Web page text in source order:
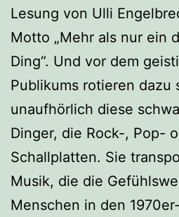
Lesung von Ulli
Motto „Mehr als nur ein
Ding“. Und vor dem
Publikums rotieren dazu
unaufhörlich diese
Dinger, die Rock-, Pop-
Schallplatten. Sie
Musik, die die
Menschen in den